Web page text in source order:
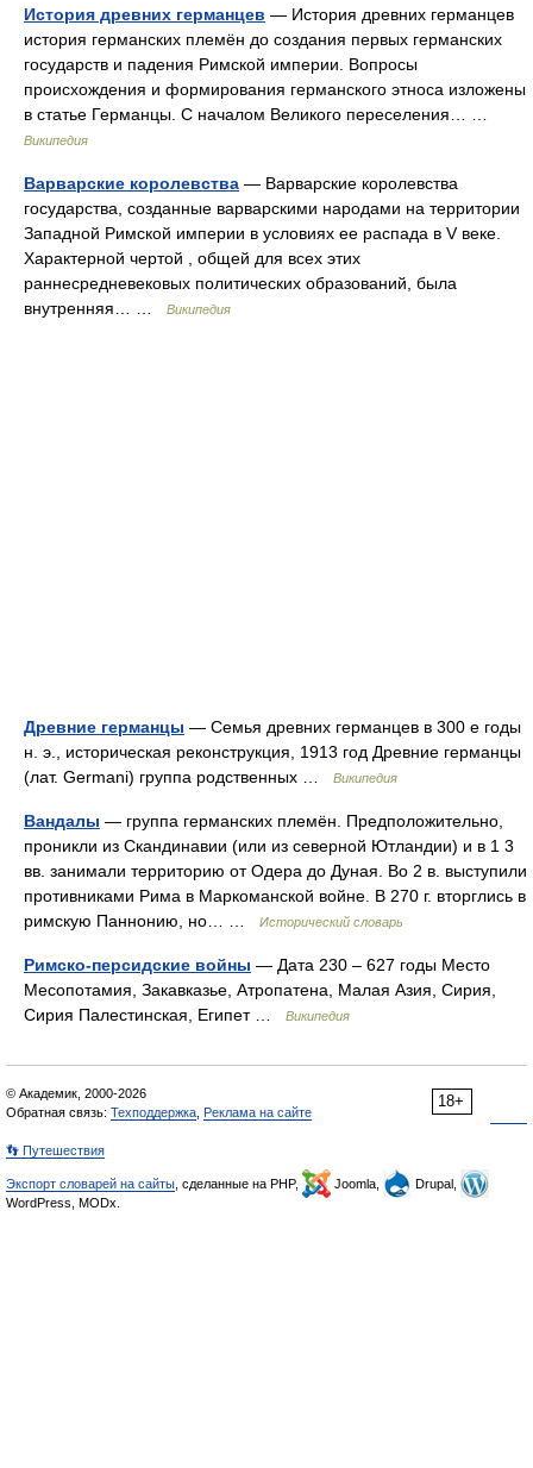
История древних германцев — История древних германцев
история германских племён до создания первых германских
государств и падения Римской империи. Вопросы
происхождения и формирования германского этноса изложены
в статье Германцы. С началом Великого переселения… …
Википедия
Варварские королевства — Варварские королевства
государства, созданные варварскими народами на территории
Западной Римской империи в условиях ее распада в V веке.
Характерной чертой , общей для всех этих
раннесредневековых политических образований, была
внутренняя… …
Википедия
Древние германцы — Семья древних германцев в 300 е годы
н. э., историческая реконструкция, 1913 год Древние германцы
(лат. Germani) группа родственных …
Википедия
Вандалы — группа германских племён. Предположительно,
проникли из Скандинавии (или из северной Ютландии) и в 1 3
вв. занимали территорию от Одера до Дуная. Во 2 в. выступили
противниками Рима в Маркоманской войне. В 270 г. вторглись в
римскую Паннонию, но… …
Исторический словарь
Римско-персидские войны — Дата 230 – 627 годы Место
Месопотамия, Закавказье, Атропатена, Малая Азия, Сирия,
Сирия Палестинская, Египет …
Википедия
18+
© Академик, 2000-2026
Обратная связь: Техподдержка Реклама на сайте
👣 Путешествия
Экспорт словарей на сайты , сделанные на PHP, Joomla,
Drupal,
WordPress, MODx.